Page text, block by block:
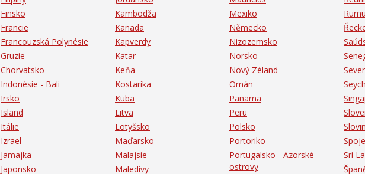
Finsko
Francie
Francouzská Polynésie
Gruzie
Chorvatsko
Indonésie - Bali
Irsko
Island
Itálie
Izrael
Jamajka
Japonsko
Kambodža
Kanada
Kapverdy
Katar
Keňa
Kostarika
Kuba
Litva
Lotyšsko
Maďarsko
Malajsie
Maledivy
Mexiko
Německo
Nizozemsko
Norsko
Nový Zéland
Omán
Panama
Peru
Polsko
Portoriko
Portugalsko - Azorské
ostrovy
Srí